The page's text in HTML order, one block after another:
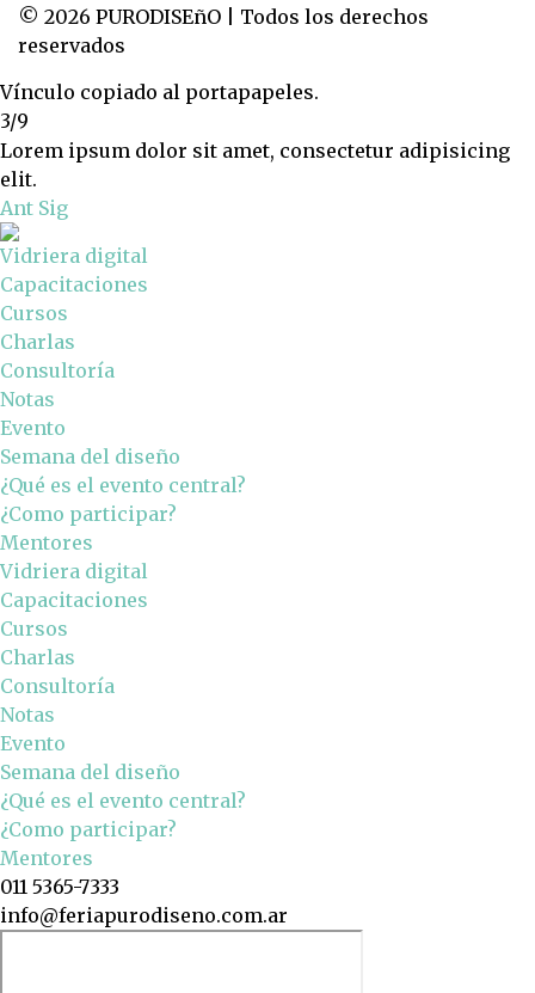
© 2026 PURODISEñO | Todos los derechos
reservados
Vínculo copiado al portapapeles.
3/9
Lorem ipsum dolor sit amet, consectetur adipisicing
elit.
Ant Sig
Vidriera digital
Capacitaciones
Cursos
Charlas
Consultoría
Notas
Evento
Semana del diseño
¿Qué es el evento central?
¿Como participar?
Mentores
Vidriera digital
Capacitaciones
Cursos
Charlas
Consultoría
Notas
Evento
Semana del diseño
¿Qué es el evento central?
¿Como participar?
Mentores
011 5365-7333
info@feriapurodiseno.com.ar